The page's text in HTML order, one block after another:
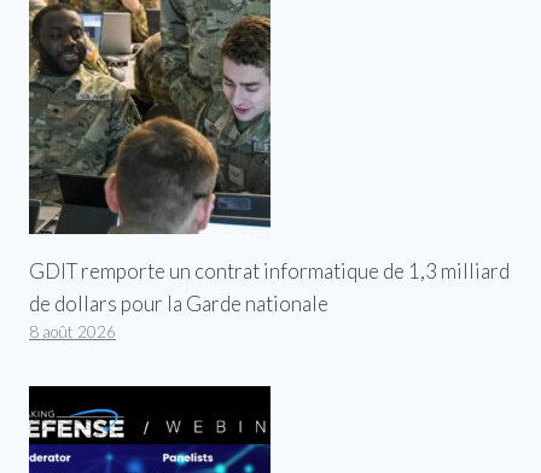
GDIT remporte un contrat informatique de 1,3 milliard
de dollars pour la Garde nationale
8 août 2026